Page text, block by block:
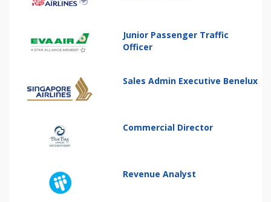
Junior Passenger Traffic
Officer
Sales Admin Executive Benelux
Commercial Director
Revenue Analyst